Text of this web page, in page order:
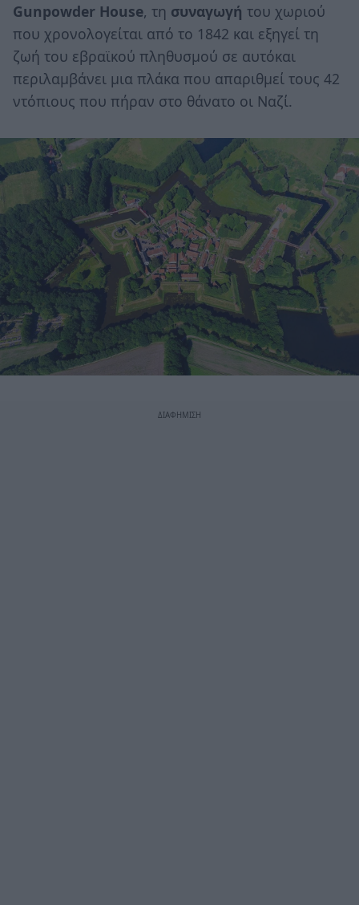
Gunpowder House, τη συναγωγή του χωριού
που χρονολογείται από το 1842 και εξηγεί τη
ζωή του εβραϊκού πληθυσμού σε αυτόκαι
περιλαμβάνει μια πλάκα που απαριθμεί τους 42
ντόπιους που πήραν στο θάνατο οι Ναζί.